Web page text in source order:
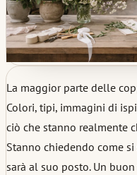
La maggior parte delle
Colori, tipi, immagini di
ciò che stanno realmente
Stanno chiedendo come
sarà al suo posto. Un